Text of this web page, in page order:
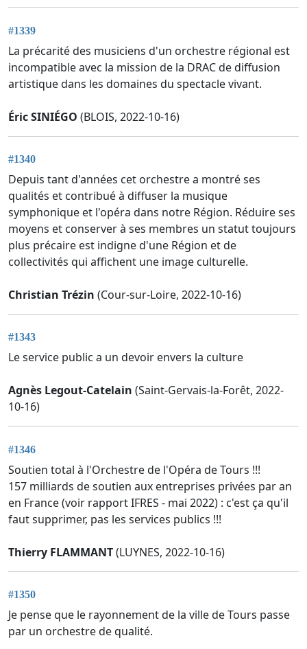
#1339
La précarité des musiciens d'un orchestre régional est
incompatible avec la mission de la DRAC de diffusion
artistique dans les domaines du spectacle vivant.
Éric SINIÉGO (BLOIS, 2022-10-16)
#1340
Depuis tant d'années cet orchestre a montré ses
qualités et contribué à diffuser la musique
symphonique et l'opéra dans notre Région. Réduire ses
moyens et conserver à ses membres un statut toujours
plus précaire est indigne d'une Région et de
collectivités qui affichent une image culturelle.
Christian Trézin (Cour-sur-Loire, 2022-10-16)
#1343
Le service public a un devoir envers la culture
Agnès Legout-Catelain (Saint-Gervais-la-Forêt, 2022-
10-16)
#1346
Soutien total à l'Orchestre de l'Opéra de Tours !!!
157 milliards de soutien aux entreprises privées par an
en France (voir rapport IFRES - mai 2022) : c'est ça qu'il
faut supprimer, pas les services publics !!!
Thierry FLAMMANT(LUYNES, 2022-10-16)
#1350
Je pense que le rayonnement de la ville de Tours passe
par un orchestre de qualité.